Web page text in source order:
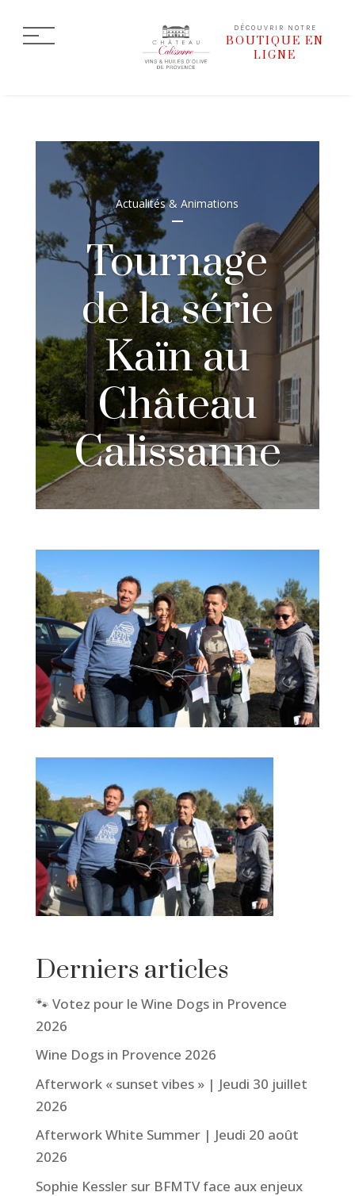
DÉCOUVRIR NOTRE
BOUTIQUE EN
LIGNE
Actualités & Animations
Tournage
de la série
Kaïn au
Château
Calissanne
Derniers articles
🐾 Votez pour le Wine Dogs in Provence
2026
Wine Dogs in Provence 2026
Afterwork « sunset vibes » | Jeudi 30 juillet
2026
Afterwork White Summer | Jeudi 20 août
2026
Sophie Kessler sur BFMTV face aux enjeux